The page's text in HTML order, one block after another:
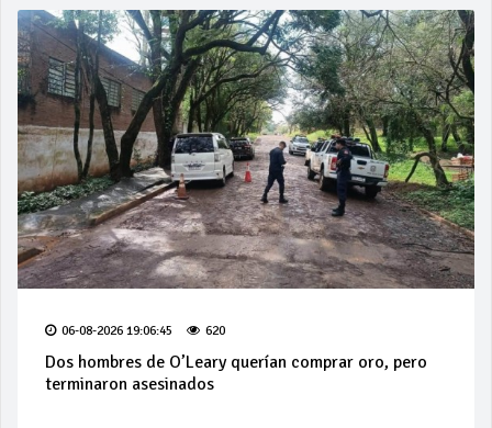
06-08-2026 19:06:45 620
Dos hombres de O’Leary querían comprar oro, pero
terminaron asesinados